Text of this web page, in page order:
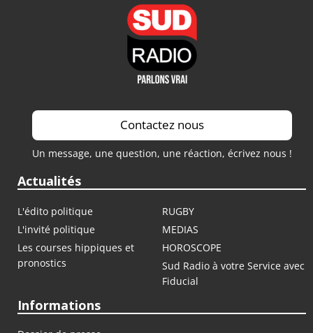
Contactez nous
Un message, une question, une réaction, écrivez nous !
Actualités
L'édito politique
RUGBY
L'invité politique
MEDIAS
Les courses hippiques et
pronostics
HOROSCOPE
Sud Radio à votre Service avec
Fiducial
Informations